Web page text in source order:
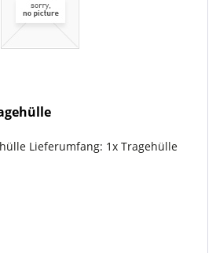
Lieferumfang: 1x Tragehülle